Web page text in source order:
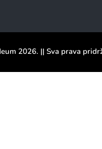
2026. || Sva prava